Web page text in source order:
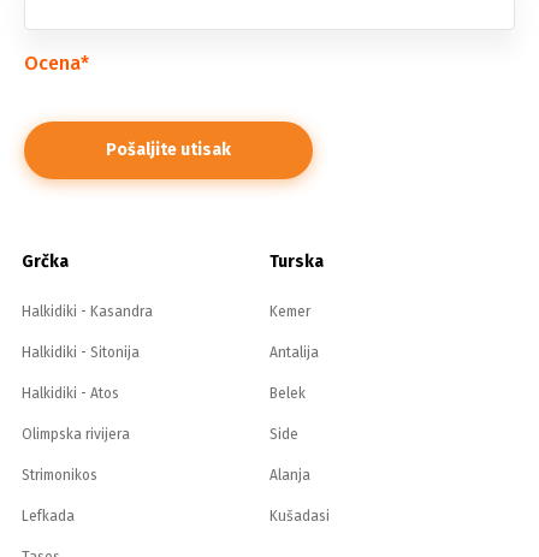
Ocena*
Grčka
Halkidiki - Kasandra
Halkidiki - Sitonija
Halkidiki - Atos
Olimpska rivijera
Strimonikos
Lefkada
Turska
Kemer
Antalija
Belek
Side
Alanja
Kušadasi